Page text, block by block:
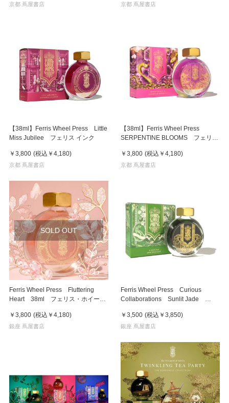
京都 蔦屋書店 京都 蔦屋書店
【38ml】Ferris Wheel Press Little
Miss Jubilee フェリス インク
￥3,800 (税込 ￥4,180)
京都 蔦屋書店
【38ml】Ferris Wheel Press
SERPENTINE BLOOMS フェリス
￥3,800 (税込 ￥4,180)
京都 蔦屋書店
SOLD OUT
Ferris Wheel Press Fluttering
Heart 38ml フェリス・ホイー
￥3,800 (税込 ￥4,180)
銀座 蔦屋書店
Ferris Wheel Press Curious
Collaborations Sunlit Jade
ス 万年筆インク
￥3,500 (税込 ￥3,850)
銀座 蔦屋書店